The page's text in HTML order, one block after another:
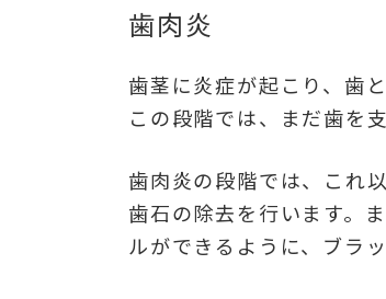
歯肉炎
歯茎に炎症が起こり、歯
この段階では、まだ歯を
歯肉炎の段階では、これ
歯石の除去を行います。
ルができるように、ブラ